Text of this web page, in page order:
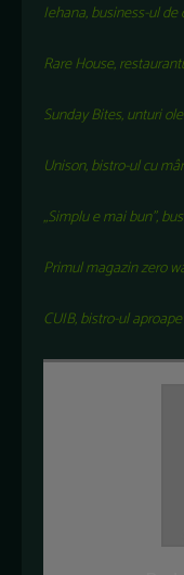
Iehana, business-ul de
Rare House,
Sunday Bites, unturi
Unison, bistro-ul cu
„Simplu e mai bun”,
Primul magazin zero
CUIB, bistro-ul